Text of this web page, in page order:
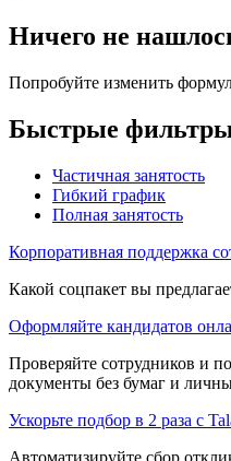
Ничего не
Попробуйте изменить
Быстрые фильтры
Частичная занятость
Гибкий график
Полная занятость
Корпоративная поддержка
Какой соцпакет вы
Оформляйте кандидатов
Проверяйте сотрудников и
документы без бумаг и
Ускорьте подбор в 2 раза с
Автоматизируйте сбор